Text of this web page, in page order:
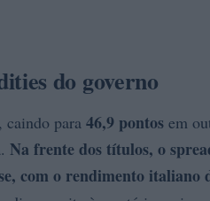
do governo
caindo para 46,9 pontos em
Na frente dos títulos, o
, com o rendimento italiano